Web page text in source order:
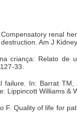
renal
Am J
criança: Relato de
33.
failure. In: Barrat TM,
Lippincott Williams &
F. Quality of life for